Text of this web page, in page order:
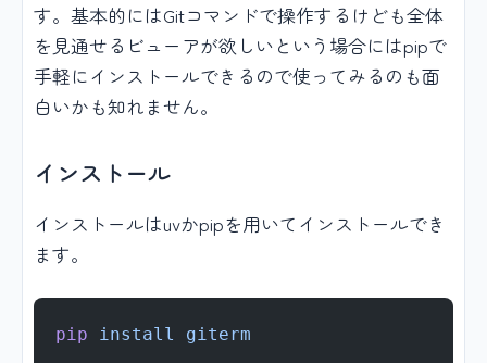
す。基本的にはGitコマンドで操作するけども全体
を見通せるビューアが欲しいという場合にはpipで
手軽にインストールできるので使ってみるのも面
白いかも知れません。
インストール
インストールはuvかpipを用いてインストールでき
ます。
pip install giterm